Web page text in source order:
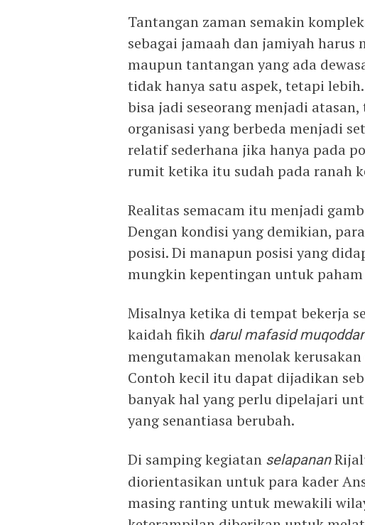
Tantangan zaman semakin
sebagai jamaah dan jamiyah harus
maupun tantangan yang ada
tidak hanya satu aspek, tetapi
bisa jadi seseorang menjadi
organisasi yang berbeda menjadi
relatif sederhana jika hanya pada
rumit ketika itu sudah pada ranah
Realitas semacam itu menjadi
Dengan kondisi yang demikian,
posisi. Di manapun posisi yang
mungkin kepentingan untuk
Misalnya ketika di tempat bekerja
kaidah fikih darul mafasid
mengutamakan menolak
Contoh kecil itu dapat dijadikan
banyak hal yang perlu dipelajari
yang senantiasa berubah.
Di samping kegiatan selapanan
diorientasikan untuk para kader
masing ranting untuk mewakili